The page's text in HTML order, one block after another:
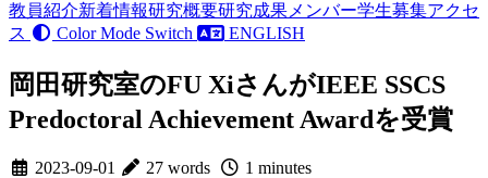
教員紹介新着情報研究概要研究成果 メンバー学生募集アクセ
ス
Color Mode Switch ENGLISH
岡田研究室のFU XiさんがIEEE SSCS
Predoctoral Achievement Awardを受賞
2023-09-01 27 words 1 minutes